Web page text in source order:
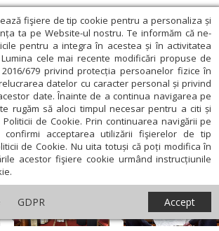
fişiere de tip cookie pentru a personaliza și
ta pe Website-ul nostru. Te informăm că ne-
pentru a integra în acestea și în activitatea
cele mai recente modificări propuse de
2016/679 privind protecția persoanelor fizice în
datelor cu caracter personal și privind
date. Înainte de a continua navigarea pe
rugăm să aloci timpul necesar pentru a citi și
de Cookie. Prin continuarea navigării pe
confirmi acceptarea utilizării fişierelor de tip
de Cookie. Nu uita totuși că poți modifica în
acestor fişiere cookie urmând instrucțiunile
GDPR Accept
Patriarhală
Știri